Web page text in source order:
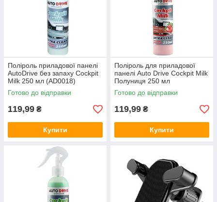
Поліроль приладової панелі
AutoDrive без запаху Cockpit
Milk 250 мл (AD0018)
Готово до відправки
119,99 ₴
Купити
Поліроль для приладової
панелі Auto Drive Cockpit Milk
Полуниця 250 мл
Готово до відправки
119,99 ₴
Купити